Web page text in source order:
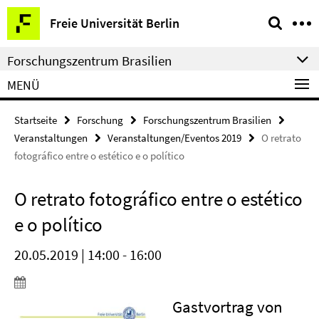
Springe
direkt
zu
Inhalt
Freie Universität Berlin
Service-
Navigation
Forschungszentrum Brasilien
MENÜ
Startseite Forschung
Forschungszentrum Brasilien
Veranstaltungen
Veranstaltungen/Eventos 2019
O retrato
fotográfico entre o estético e o político
O retrato fotográfico entre o estético
e o político
20.05.2019 | 14:00 - 16:00
Gastvortrag von